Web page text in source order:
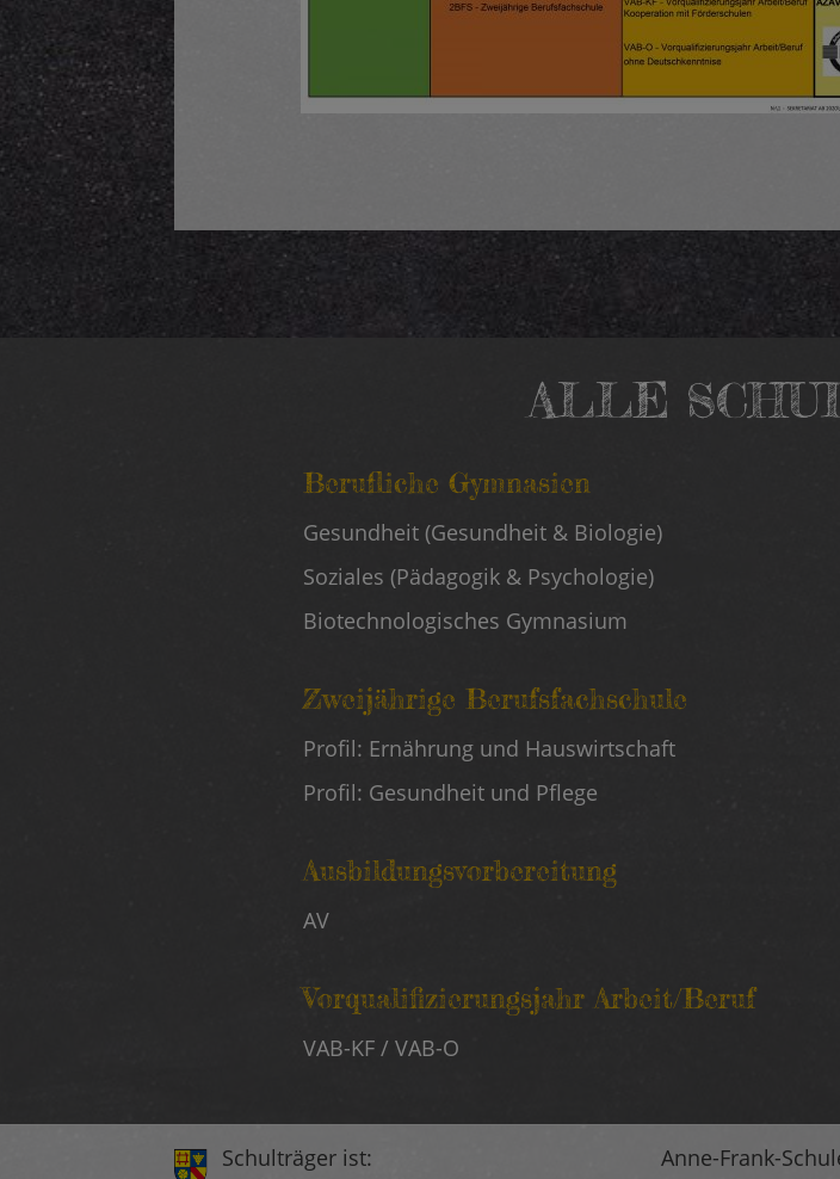
ALLE
Schularten
Berufliche Gymnasien
Gesundheit (Gesundheit & Biologie)
Soziales (Pädagogik & Psychologie)
Biotechnologisches Gymnasium
Zweijährige Berufsfachschule
Profil: Ernährung und Hauswirtschaft
Profil: Gesundheit und Pflege
Ausbildungsvorbereitung
AV
Vorqualifizierungsjahr Arbeit/Beruf
VAB-KF / VAB-O
Schulträger ist:
Anne-Frank-